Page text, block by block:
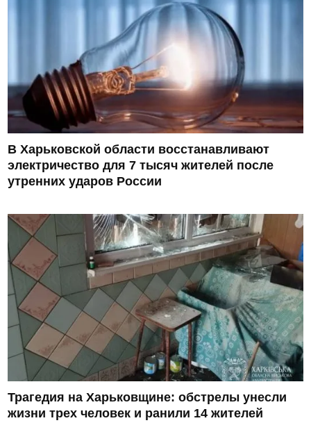
В Харьковской области восстанавливают
электричество для 7 тысяч жителей после
утренних ударов России
Трагедия на Харьковщине: обстрелы унесли
жизни трех человек и ранили 14 жителей